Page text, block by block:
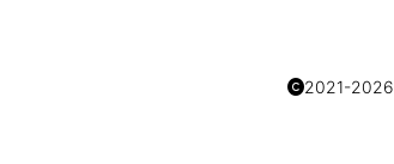
2021-2026